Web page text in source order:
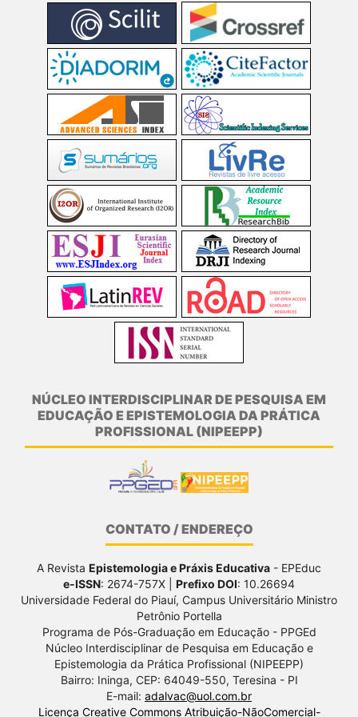
NÚCLEO INTERDISCIPLINAR DE PESQUISA EM
EDUCAÇÃO E EPISTEMOLOGIA DA PRÁTICA
PROFISSIONAL (NIPEEPP)
CONTATO / ENDEREÇO
A Revista Epistemologia e Práxis Educativa - EPEduc
e-ISSN: 2674-757X | Prefixo DOI: 10.26694
Universidade Federal do Piauí, Campus Universitário Ministro
Petrônio Portella
Programa de Pós-Graduação em Educação - PPGEd
Núcleo Interdisciplinar de Pesquisa em Educação e
Epistemologia da Prática Profissional (NIPEEPP)
Bairro: Ininga, CEP: 64049-550, Teresina - PI
E-mail: adalvac@uol.com.br
Licença Creative Commons Atribuição-NãoComercial-